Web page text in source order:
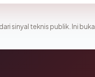
sinyal teknis publik. Ini